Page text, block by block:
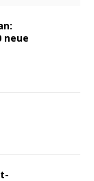
neue